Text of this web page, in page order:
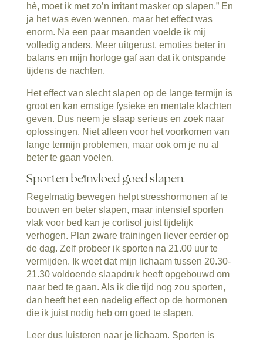
hè, moet ik met zo’n irritant masker op slapen.” En
ja het was even wennen, maar het effect was
enorm. Na een paar maanden voelde ik mij
volledig anders. Meer uitgerust, emoties beter in
balans en mijn horloge gaf aan dat ik ontspande
tijdens de nachten.
Het effect van slecht slapen op de lange termijn is
groot en kan ernstige fysieke en mentale klachten
geven. Dus neem je slaap serieus en zoek naar
oplossingen. Niet alleen voor het voorkomen van
lange termijn problemen, maar ook om je nu al
beter te gaan voelen.
Sporten beïnvloed goed slapen.
Regelmatig bewegen helpt stresshormonen af te
bouwen en beter slapen, maar intensief sporten
vlak voor bed kan je cortisol juist tijdelijk
verhogen. Plan zware trainingen liever eerder op
de dag. Zelf probeer ik sporten na 21.00 uur te
vermijden. Ik weet dat mijn lichaam tussen 20.30-
21.30 voldoende slaapdruk heeft opgebouwd om
naar bed te gaan. Als ik die tijd nog zou sporten,
dan heeft het een nadelig effect op de hormonen
die ik juist nodig heb om goed te slapen.
Leer dus luisteren naar je lichaam. Sporten is